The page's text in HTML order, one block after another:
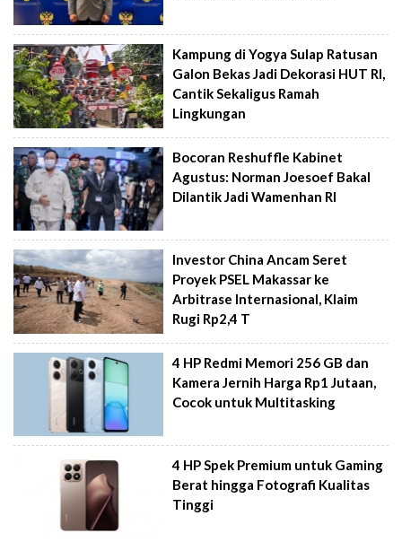
Kampung di Yogya Sulap Ratusan
Galon Bekas Jadi Dekorasi HUT RI,
Cantik Sekaligus Ramah
Lingkungan
Bocoran Reshuffle Kabinet
Agustus: Norman Joesoef Bakal
Dilantik Jadi Wamenhan RI
Investor China Ancam Seret
Proyek PSEL Makassar ke
Arbitrase Internasional, Klaim
Rugi Rp2,4 T
4 HP Redmi Memori 256 GB dan
Kamera Jernih Harga Rp1 Jutaan,
Cocok untuk Multitasking
4 HP Spek Premium untuk Gaming
Berat hingga Fotografi Kualitas
Tinggi